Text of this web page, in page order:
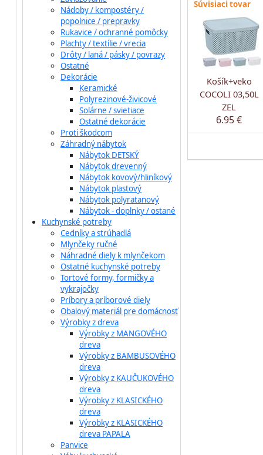
Nádoby / kompostéry /
popolnice / prepravky
Rukavice / ochranné pomôcky
Plachty / textílie / vrecia
Drôty / laná / pásky / povrazy
Ostatné
Dekorácie
Keramické
Polyrezinové-živicové
Solárne / svietiace
Ostatné dekorácie
Proti škodcom
Záhradný nábytok
Nábytok DETSKÝ
Nábytok drevenný
Nábytok kovový/hliníkový
Nábytok plastový
Nábytok polyratanový
Nábytok - doplnky / ostané
Kuchynské potreby
Cedníky a strúhadlá
Mlynčeky ručné
Náhradné diely k mlynčekom
Ostatné kuchynské potreby
Tortové formy, formičky a
vykrajočky
Príbory a príborové diely
Obalový materiál pre domácnosť
Výrobky z dreva
Výrobky z MANGOVÉHO
dreva
Výrobky z BAMBUSOVÉHO
dreva
Výrobky z KAUČUKOVÉHO
dreva
Výrobky z KLASICKÉHO
dreva
Výrobky z KLASICKÉHO
dreva PAPALA
Panvice
Súvisiaci tovar
Košík+veko
COCOLI 03,50L
ZEL
6.95 €